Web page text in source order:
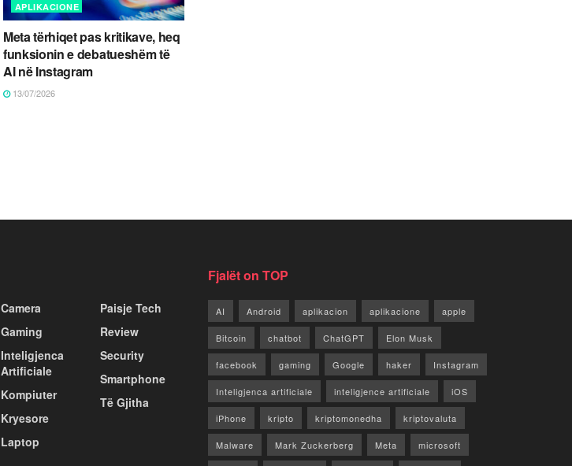
APLIKACIONE
Meta tërhiqet pas kritikave, heq
funksionin e debatueshëm të
AI në Instagram
13/07/2026
Camera
Gaming
Inteligjenca
Artificiale
Kompiuter
Kryesore
Laptop
Paisje Tech
Review
Security
Smartphone
Të Gjitha
Fjalët on TOP
AI Android aplikacion aplikacione apple
Bitcoin chatbot ChatGPT Elon Musk
facebook gaming Google haker Instagram
Inteligjenca artificiale inteligjence artificiale iOS
iPhone kripto kriptomonedha kriptovaluta
Malware Mark Zuckerberg Meta microsoft